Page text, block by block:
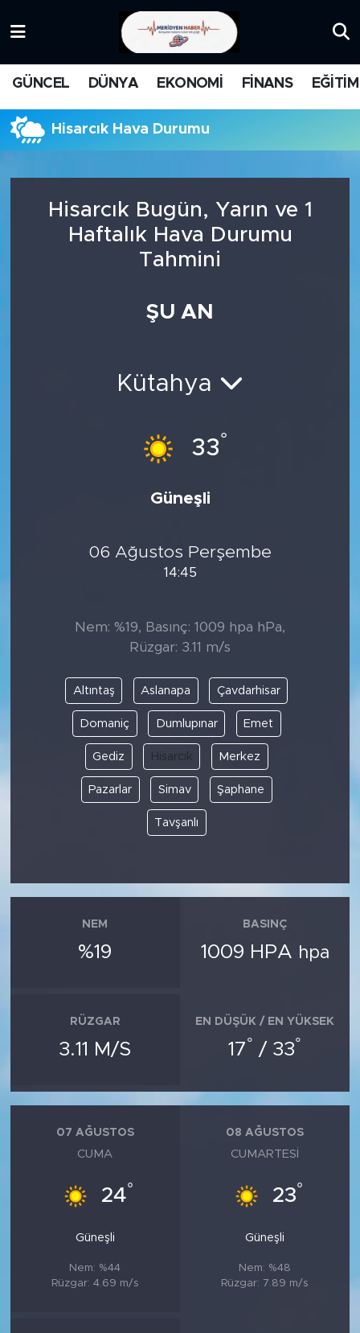
GÜNCEL DÜNYA EKONOMİ FİNANS EĞİTİM
Hisarcık Hava Durumu
Hisarcık Bugün, Yarın ve 1
Haftalık Hava Durumu
Tahmini
ŞU AN
Kütahya
33°
Güneşli
06 Ağustos Perşembe
14:45
Nem: %19, Basınç: 1009 hpa hPa,
Rüzgar: 3.11 m/s
Altıntaş Aslanapa Çavdarhisar
Domaniç Dumlupınar Emet
Gediz Hisarcık Merkez
Pazarlar Simav Şaphane
Tavşanlı
NEM
%19
BASINÇ
1009 HPA hpa
RÜZGAR
3.11 M/S
EN DÜŞÜK / EN YÜKSEK
17° / 33°
07 AĞUSTOS
CUMA
24°
Güneşli
Nem: %44
Rüzgar: 4.69 m/s
08 AĞUSTOS
CUMARTESI
23°
Güneşli
Nem: %48
Rüzgar: 7.89 m/s
FİNANS
BİLİM-TEKNOLOJİ
DİNİ
POLİTİKA
EKONOMİ
KÜLTÜR SANAT
TARİHTEN GÜNÜMÜZE
TARİH
SİYASET
FOTO GALERİ
ALINTI YAZARLAR
Süper Lig Puan Durumu ve Fikstür
Tüm Manşetler
Son Dakika Haberleri